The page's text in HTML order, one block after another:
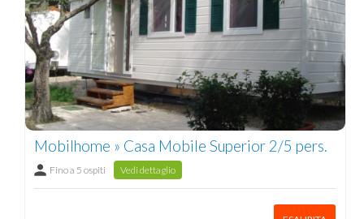
Mobilhome » Casa Mobile Superior 2/5 pers.
Fino a 5 ospiti Vedi dettaglio